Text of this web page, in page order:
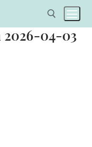
2026-04-03